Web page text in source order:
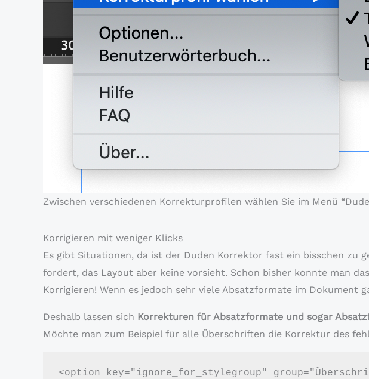
Zwischen verschiedenen Korrekturprofilen wählen Sie im Menü
Korrigieren mit weniger Klicks
Es gibt Situationen, da ist der Duden Korrektor fast ein bisschen zu
fordert, das Layout aber keine vorsieht. Schon bisher konnte man
Korrigieren! Wenn es jedoch sehr viele Absatzformate im Dokument
Deshalb lassen sich Korrekturen für Absatzformate und sogar
Möchte man zum Beispiel für alle Überschriften die Korrektur des
<option key="ignore_for_stylegroup"